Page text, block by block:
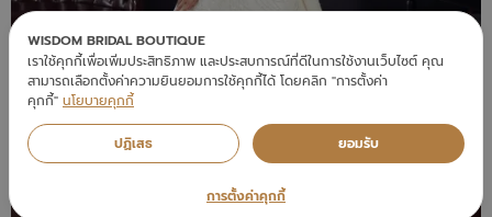
WISDOM BRIDAL BOUTIQUE
เราใช้คุกกี้เพื่อเพิ่มประสิทธิภาพ และประสบการณ์ที่ดีในการใช้งานเว็บไซต์ คุณ
สามารถเลือกตั้งค่าความยินยอมการใช้คุกกี้ได้ โดยคลิก "การตั้งค่า
คุกกี้" นโยบายคุกกี้
ปฏิเสธ ยอมรับ
การตั้งค่าคุกกี้